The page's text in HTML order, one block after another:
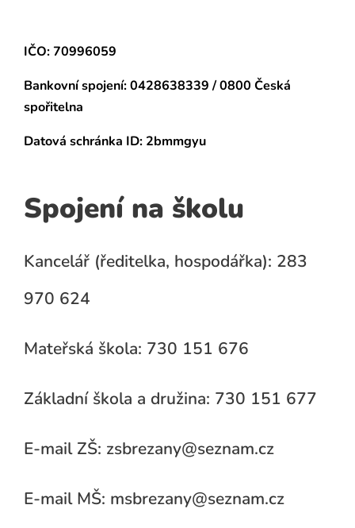
IČO: 70996059
Bankovní spojení:0428638339 / 0800 Česká
spořitelna
Datová schránka ID: 2bmmgyu
Spojení na školu
Kancelář (ředitelka, hospodářka): 283
970 624
Mateřská škola: 730 151 676
Základní škola a družina: 730 151 677
E-mail ZŠ: zsbrezany@seznam.cz
E-mail MŠ: msbrezany@seznam.cz